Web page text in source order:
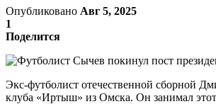
Опубликовано Авг 5, 2025
1
Поделится
Экс-футболист отечественной сборной
клуба «Иртыш» из Омска. Он занимал